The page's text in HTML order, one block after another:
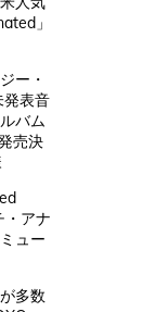
」
ー・
表音
バム
売決
・アナ
ュー
多数